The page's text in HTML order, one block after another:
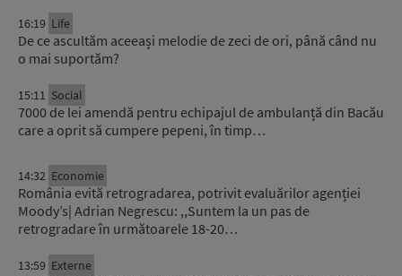
16:19 Life
De ce ascultăm aceeași melodie de zeci de ori, până când nu
o mai suportăm?
15:11 Social
7000 de lei amendă pentru echipajul de ambulanță din Bacău
care a oprit să cumpere pepeni, în timp…
14:32 Economie
România evită retrogradarea, potrivit evaluărilor agenției
Moody’s| Adrian Negrescu: ,,Suntem la un pas de
retrogradare în următoarele 18-20…
13:59 Externe